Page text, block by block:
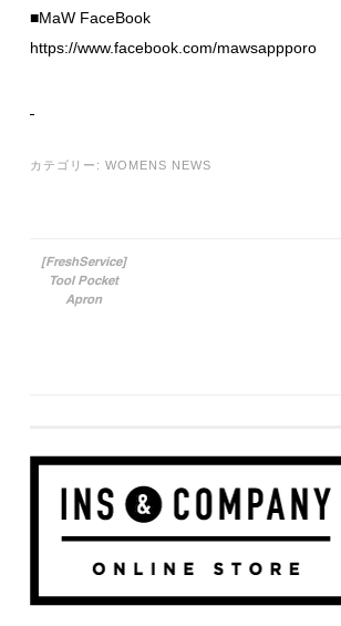
■MaW FaceBook
https://www.facebook.com/mawsappporo
カテゴリー: WOMENS NEWS
投稿ナビゲーション
[FreshService]
Tool Pocket
Apron